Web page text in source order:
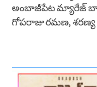
అంబాజీపేట మ్యారేజ్
గోపరాజు రమణ, శరణ్య